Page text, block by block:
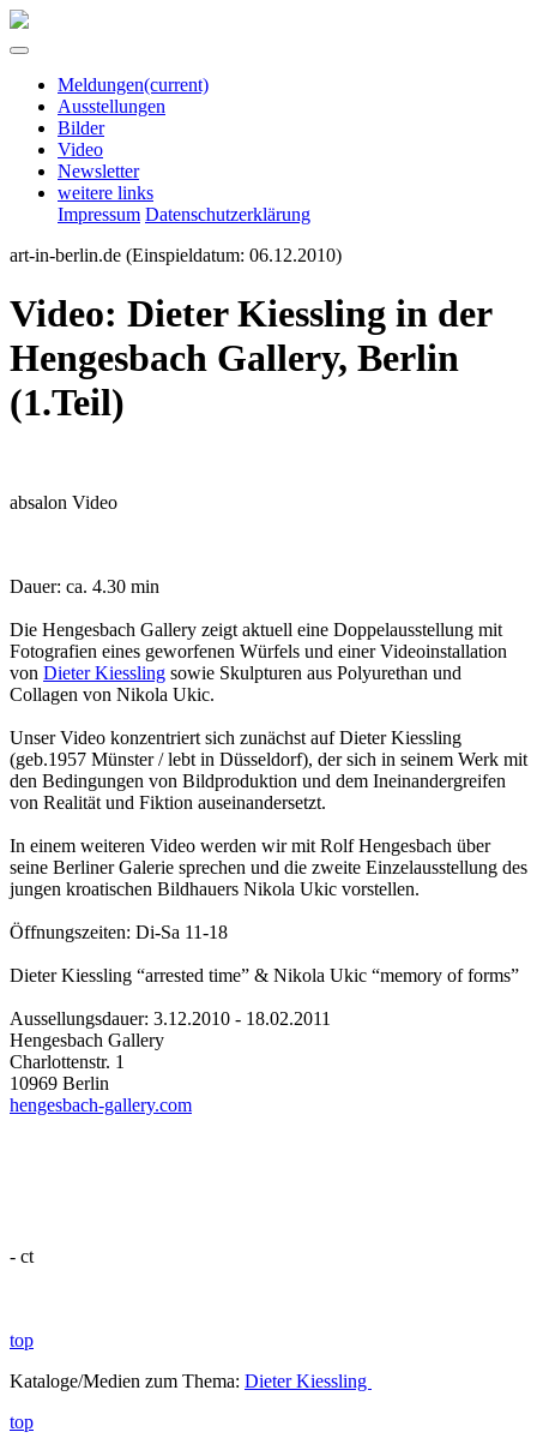
Meldungen(current)
Ausstellungen
Bilder
Video
Newsletter
weitere links
Impressum Datenschutzerklärung
art-in-berlin.de (Einspieldatum: 06.12.2010)
Video: Dieter Kiessling in der
Hengesbach Gallery, Berlin
(1.Teil)
absalon Video
Dauer: ca. 4.30 min
Die Hengesbach Gallery zeigt aktuell eine Doppelausstellung mit
Fotografien eines geworfenen Würfels und einer Videoinstallation
von Dieter Kiessling sowie Skulpturen aus Polyurethan und
Collagen von Nikola Ukic.
Unser Video konzentriert sich zunächst auf Dieter Kiessling
(geb.1957 Münster / lebt in Düsseldorf), der sich in seinem Werk mit
den Bedingungen von Bildproduktion und dem Ineinandergreifen
von Realität und Fiktion auseinandersetzt.
In einem weiteren Video werden wir mit Rolf Hengesbach über
seine Berliner Galerie sprechen und die zweite Einzelausstellung des
jungen kroatischen Bildhauers Nikola Ukic vorstellen.
Öffnungszeiten: Di-Sa 11-18
Dieter Kiessling “arrested time” & Nikola Ukic “memory of forms”
Aussellungsdauer: 3.12.2010 - 18.02.2011
Hengesbach Gallery
Charlottenstr. 1
10969 Berlin
hengesbach-gallery.com
- ct
top
Kataloge/Medien zum Thema: Dieter Kiessling
top